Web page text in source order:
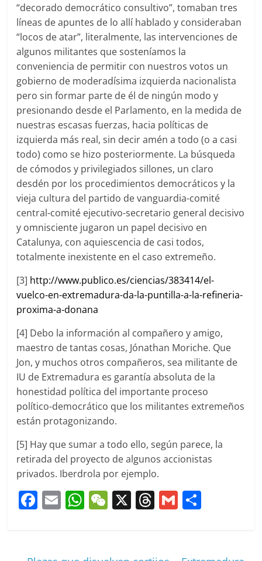
“decorado democrático consultivo”, tomaban tres
líneas de apuntes de lo allí hablado y consideraban
“locos de atar”, literalmente, las intervenciones de
algunos militantes que sosteníamos la
conveniencia de permitir con nuestros votos un
gobierno de moderadísima izquierda nacionalista
pero sin formar parte de él de ningún modo y
presionando desde el Parlamento, en la medida de
nuestras escasas fuerzas, hacia políticas de
izquierda más real, sin decir amén a todo (o a casi
todo) como se hizo posteriormente. La búsqueda
de cómodos y privilegiados sillones, un claro
desdén por los procedimientos democráticos y la
vieja cultura del partido de vanguardia-comité
central-comité ejecutivo-secretario general decisivo
y omnisciente jugaron un papel decisivo en
Catalunya, con aquiescencia de casi todos,
totalmente inexistente en el caso extremeño.
[3] http://www.publico.es/ciencias/383414/el-
vuelco-en-extremadura-da-la-puntilla-a-la-refineria-
proxima-a-donana
[4] Debo la información al compañero y amigo,
maestro de tantas cosas, Jónathan Moriche. Que
Jon, y muchos otros compañeros, sea militante de
IU de Extremadura es garantía absoluta de la
honestidad política del importante proceso
político-democrático que los militantes extremeños
están protagonizando.
[5] Hay que sumar a todo ello, según parece, la
retirada del proyecto de algunos accionistas
privados. Iberdrola por ejemplo.
F E W W X T G